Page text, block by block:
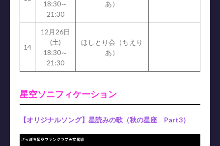
18:30～
21:30
あ）
14
12月26日
(土)
18:30～
21:30
ほしとり会（ちえり
あ）
星空ソニフィケーション
【オリジナルソング】星読みの歌（秋の星座 Part3）